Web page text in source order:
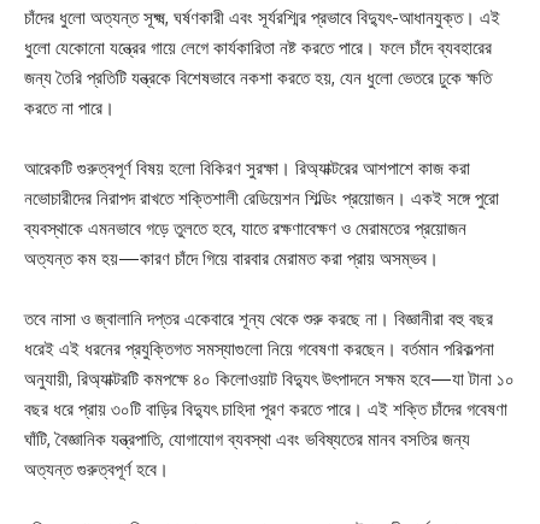
চাঁদের ধুলো অত্যন্ত সূক্ষ্ম, ঘর্ষণকারী এবং সূর্যরশ্মির প্রভাবে বিদ্যুৎ-আধানযুক্ত। এই
ধুলো যেকোনো যন্ত্রের গায়ে লেগে কার্যকারিতা নষ্ট করতে পারে। ফলে চাঁদে ব্যবহারের
জন্য তৈরি প্রতিটি যন্ত্রকে বিশেষভাবে নকশা করতে হয়, যেন ধুলো ভেতরে ঢুকে ক্ষতি
করতে না পারে।
আরেকটি গুরুত্বপূর্ণ বিষয় হলো বিকিরণ সুরক্ষা। রিঅ্যাক্টরের আশপাশে কাজ করা
নভোচারীদের নিরাপদ রাখতে শক্তিশালী রেডিয়েশন শিল্ডিং প্রয়োজন। একই সঙ্গে পুরো
ব্যবস্থাকে এমনভাবে গড়ে তুলতে হবে, যাতে রক্ষণাবেক্ষণ ও মেরামতের প্রয়োজন
অত্যন্ত কম হয়—কারণ চাঁদে গিয়ে বারবার মেরামত করা প্রায় অসম্ভব।
তবে নাসা ও জ্বালানি দপ্তর একেবারে শূন্য থেকে শুরু করছে না। বিজ্ঞানীরা বহু বছর
ধরেই এই ধরনের প্রযুক্তিগত সমস্যাগুলো নিয়ে গবেষণা করছেন। বর্তমান পরিকল্পনা
অনুযায়ী, রিঅ্যাক্টরটি কমপক্ষে ৪০ কিলোওয়াট বিদ্যুৎ উৎপাদনে সক্ষম হবে—যা টানা ১০
বছর ধরে প্রায় ৩০টি বাড়ির বিদ্যুৎ চাহিদা পূরণ করতে পারে। এই শক্তি চাঁদের গবেষণা
ঘাঁটি, বৈজ্ঞানিক যন্ত্রপাতি, যোগাযোগ ব্যবস্থা এবং ভবিষ্যতের মানব বসতির জন্য
অত্যন্ত গুরুত্বপূর্ণ হবে।